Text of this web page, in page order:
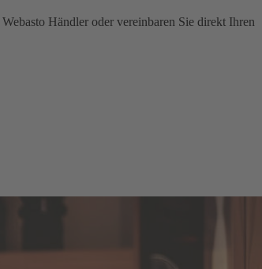
Händler oder vereinbaren Sie direkt Ihren